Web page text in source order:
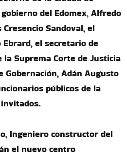
del Edomex, Alfredo
Sandoval, el
el secretario de
Suprema Corte de Justicia
Adán Augusto
públicos de la
Ingeniero constructor del
el nuevo centro